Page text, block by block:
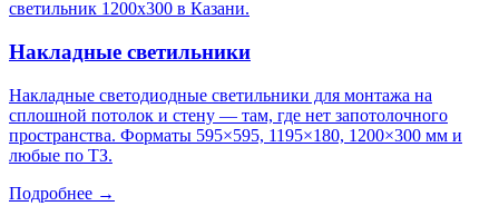
светильник 1200х300 в Казани.
Накладные светильники
Накладные светодиодные светильники для монтажа на
сплошной потолок и стену — там, где нет запотолочного
пространства. Форматы 595×595, 1195×180, 1200×300 мм и
любые по ТЗ.
Подробнее →